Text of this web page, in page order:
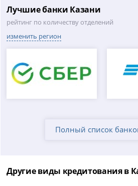
Лучшие банки Казани
рейтинг по количеству отделений
изменить регион
Полный список
Другие виды кредитования в